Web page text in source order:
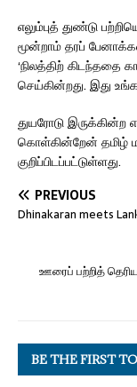
எலும்புத் துண்டு
மூன்றாம் தரப்
‘நிலத்திற் கிடந்ததை
செய்கின்றது. இது
துயரோடு இருக்கின்ற
கொள்கின்றேன் தமிழ்
குறிப்பிடப்பட்டுள்ளது.
PREVIOUS
Dhinakaran meets
ஊரைப் பற்றித்
BE THE FIRST